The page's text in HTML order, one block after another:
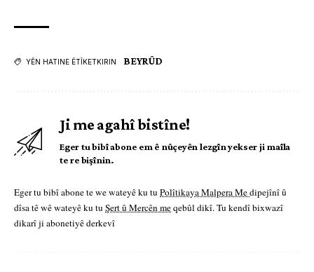
YÊN HATINE ÊTÎKETKIRIN BEYRÛD
Ji me agahî bistîne!
Eger tu bibî abone em ê nûçeyên lezgîn yekser ji maîla
te re bişînin.
Eger tu bibî abone te we wateyê ku tu Polîtikaya Malpera Medipejînî û
dîsa tê wê wateyê ku tu Şert û Mercên meqebûl dikî. Tu kendî bixwazî
dikarî ji abonetiyê derkevî